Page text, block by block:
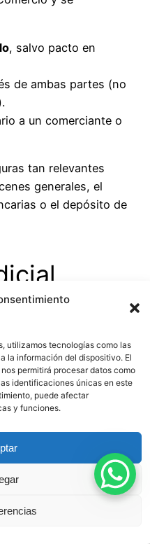
utilizamos tecnologías como las
la información del dispositivo. El
permitirá procesar datos como
identificaciones únicas en este
puede afectar
y funciones.
, salvo pacto en
de ambas partes (no
a un comerciante o
tan relevantes
generales, el
o el depósito de
generalmente
Se regula
Enjuiciamiento Civil y
judicial, no por
por el juez o